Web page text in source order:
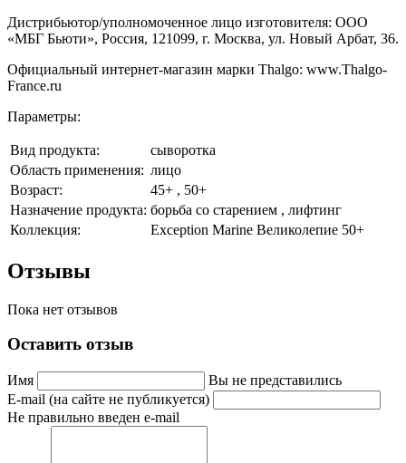
Дистрибьютор/уполномоченное лицо изготовителя: ООО
«МБГ Бьюти», Россия, 121099, г. Москва, ул. Новый Арбат, 36.
Официальный интернет-магазин марки Thalgo: www.Thalgo-
France.ru
Параметры:
Вид продукта:
сыворотка
Область применения: лицо
Возраст:
45+ , 50+
Назначение продукта: борьба со старением , лифтинг
Коллекция:
Exception Marine Великолепие 50+
Отзывы
Пока нет отзывов
Оставить отзыв
Имя
Вы не представились
E-mail (на сайте не публикуется)
Не правильно введен e-mail